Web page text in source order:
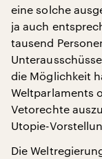
eine solche
ja auch
tausend
die Möglichkeit
Weltparlaments
Vetorechte
Utopie-
Die